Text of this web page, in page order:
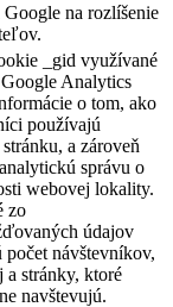
na rozlíšenie
_gid využívané
Analytics
o tom, ako
používajú
a zároveň
správu o
webovej lokality.
zo
údajov
počet návštevníkov,
a stránky, ktoré
navštevujú.